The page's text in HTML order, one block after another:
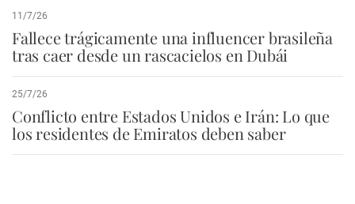
11/7/26
Fallece trágicamente una influencer brasileña
tras caer desde un rascacielos en Dubái
25/7/26
Conflicto entre Estados Unidos e Irán: Lo que
los residentes de Emiratos deben saber